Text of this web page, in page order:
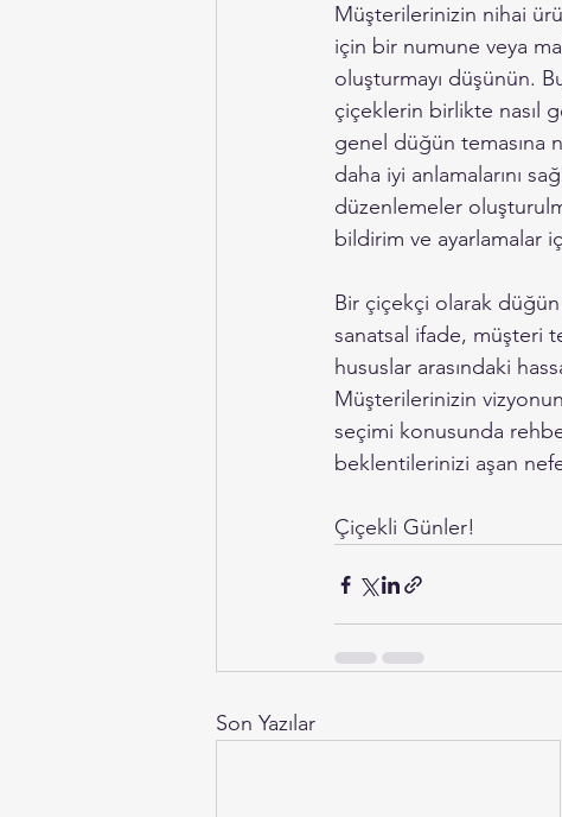
Müşterilerinizin nihai
için bir numune veya
oluşturmayı düşünün.
çiçeklerin birlikte nasıl
genel düğün temasına
daha iyi anlamalarını
düzenlemeler
bildirim ve ayarlamalar
Bir çiçekçi olarak
sanatsal ifade, müşteri
hususlar arasındaki
Müşterilerinizin
seçimi konusunda
beklentilerinizi aşan
Çiçekli Günler!
Son Yazılar